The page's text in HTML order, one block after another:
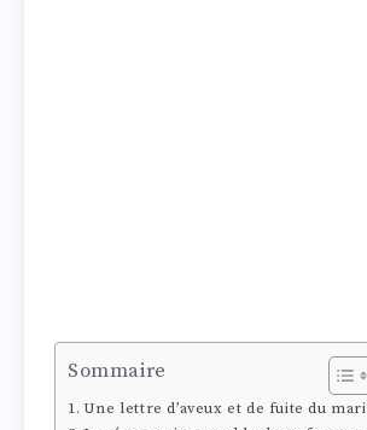
Sommaire
Une lettre d’aveux et de fuite du mari